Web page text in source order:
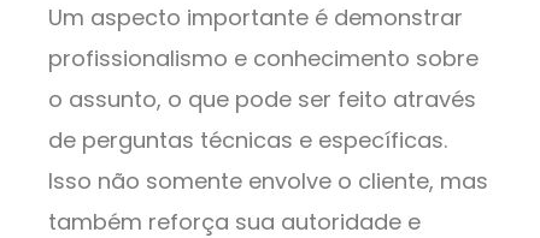
Um aspecto importante é demonstrar
profissionalismo e conhecimento sobre
o assunto, o que pode ser feito através
de perguntas técnicas e específicas.
Isso não somente envolve o cliente, mas
também reforça sua autoridade e